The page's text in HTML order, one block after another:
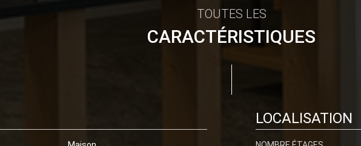
TOUTES LES
CARACTÉRISTIQUES
LOCALISATION